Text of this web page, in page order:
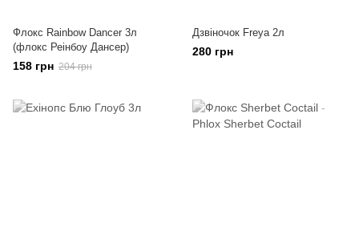
Флокс Rainbow Dancer 3л
(флокс Реінбоу Дансер)
158 грн 204 грн
Дзвіночок Freya 2л
280 грн